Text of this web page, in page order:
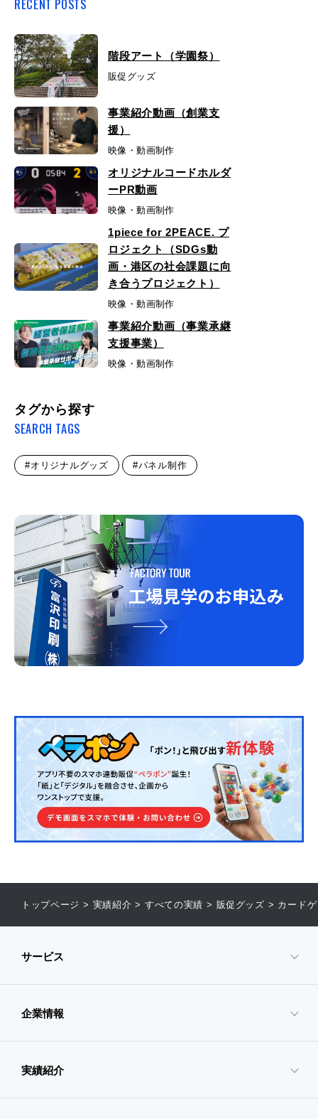
RECENT POSTS
階段アート（学園祭）
販促グッズ
事業紹介動画（創業支
援）
映像・動画制作
オリジナルコードホルダ
ーPR動画
映像・動画制作
1piece for 2PEACE. プ
ロジェクト（SDGs動
画・港区の社会課題に向
き合うプロジェクト）
映像・動画制作
事業紹介動画（事業承継
支援事業）
映像・動画制作
タグから探す
SEARCH TAGS
#オリジナルグッズ #パネル制作
トップページ > 実績紹介 > すべての実績 > 販促グッズ > カード
サービス
- サービスTOP
- 映像・動画制作
企業情報
- 企業情報TOP
実績紹介